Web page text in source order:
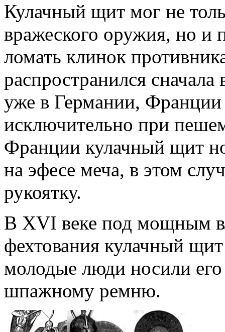
Кулачный щит мог не
вражеского оружия, но и
ломать клинок
распространился
уже в Германии, Франции
исключительно при
Франции кулачный щит
на эфесе меча, в этом
рукоятку.
В XVI веке под мощным
фехтования кулачный
молодые люди носили его
шпажному ремню.